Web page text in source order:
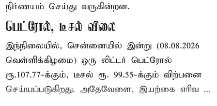
நிர்ணயம் செய்து வருகின்றன.
பெட்ரோல், டீசல் விலை
இந்நிலையில், சென்னையில் இன்று (08.08.2026
வெள்ளிக்கிழமை) ஒரு லிட்டர் பெட்ரோல்
ரூ.107.77-க்கும், டீசல் ரூ. 99.55-க்கும் விற்பனை
செய்யப்படுகிறது. அதேவேளை, இயற்கை எரிவ ...